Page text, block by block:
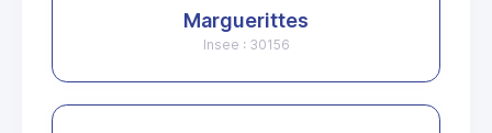
Marguerittes
Insee : 30156